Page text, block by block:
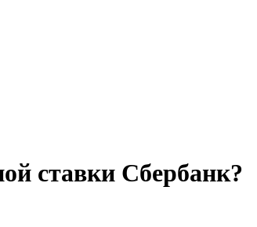
ставки Сбербанк?